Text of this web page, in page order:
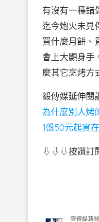
有沒有一種錯
迄今炮火未見
買什麼月餅、
會上大顯身手
麼其它烹烤方
毅傳媒延伸閱
為什麼別人烤
1盤50元起實
⇩⇩⇩按讚訂